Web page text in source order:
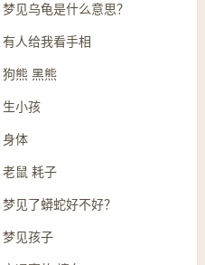
梦见乌龟是什么意思？
有人给我看手相
狗熊 黑熊
生小孩
身体
老鼠 耗子
梦见了蟒蛇好不好？
梦见孩子